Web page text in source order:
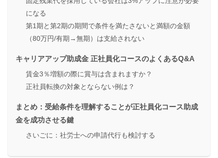
になる
第1期と第2期の期間で条件を満たさないと満額の金額
（80万円/有期→無期）は支給されない
キャリアアップ助成金 正社員化コースのよくあるQ&A
賃金3％増額の際に賞与は含まれますか？
正社員転換の対象とならない例は？
まとめ：受給条件を理解することが正社員化コース助成
金を成功させる鍵
さいごに：社労士への申請代行も検討する